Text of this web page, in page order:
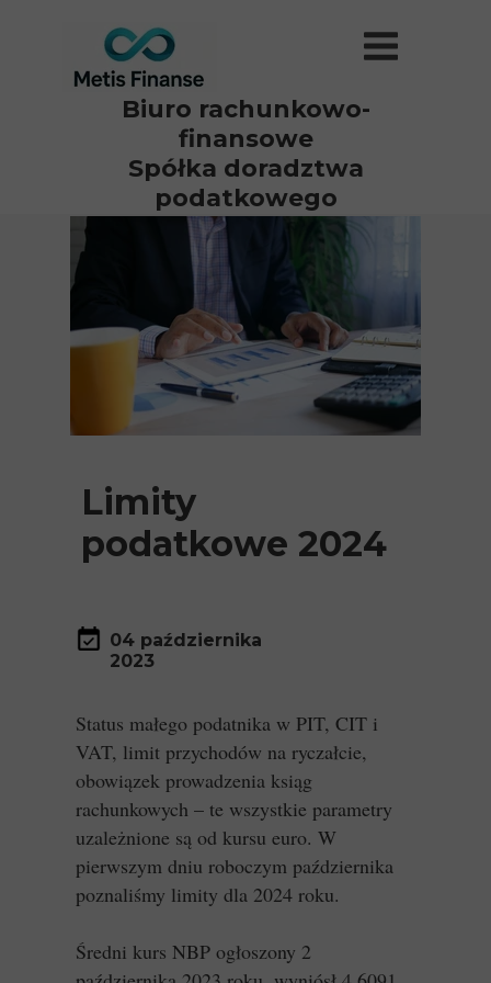
04 października
2023
Status małego podatnika w PIT, CIT i
VAT, limit przychodów na ryczałcie,
obowiązek prowadzenia ksiąg
rachunkowych – te wszystkie parametry
uzależnione są od kursu euro. W
pierwszym dniu roboczym października
poznaliśmy limity dla 2024 roku.
Średni kurs NBP ogłoszony 2
Limity
podatkowe 2024
Biuro rachunkowo-
finansowe
Spółka doradztwa
podatkowego